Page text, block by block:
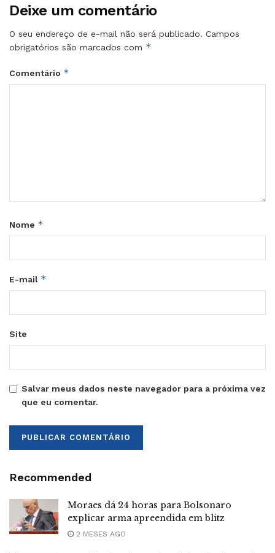
Deixe um comentário
O seu endereço de e-mail não será publicado. Campos
obrigatórios são marcados com *
Comentário *
Nome *
E-mail *
Site
Salvar meus dados neste navegador para a próxima vez
que eu comentar.
Recommended
Moraes dá 24 horas para Bolsonaro
explicar arma apreendida em blitz
2 MESES AGO